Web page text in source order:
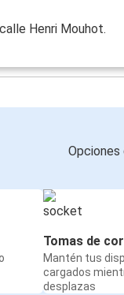
Henri Mouhot.
Opciones
Tomas de
Mantén tus
cargados
desplazas